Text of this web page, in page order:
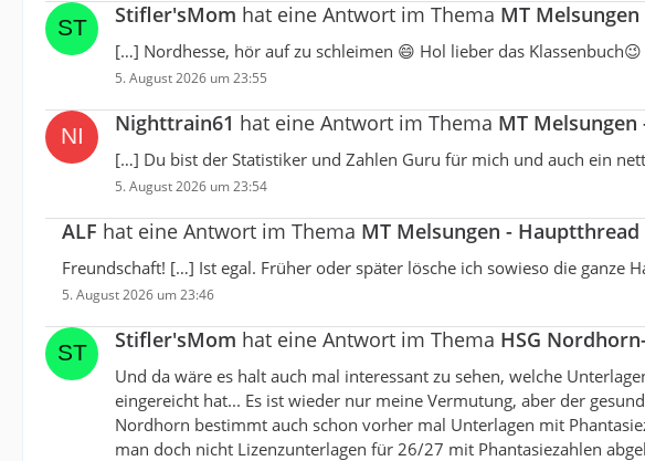
Stifler'sMom hat eine Antwort im Thema MT
[…] Nordhesse, hör auf zu schleimen 😄 Hol lieber das Klassenbuch😉
5. August 2026 um 23:55
Nighttrain61 hat eine Antwort im Thema MT
[…] Du bist der Statistiker und Zahlen Guru für mich und auch ein
5. August 2026 um 23:54
ALF hat eine Antwort im Thema MT Melsungen - Hauptthread
Freundschaft! […] Ist egal. Früher oder später lösche ich sowieso die ganze
5. August 2026 um 23:46
Stifler'sMom hat eine Antwort im Thema HSG
Und da wäre es halt auch mal interessant zu sehen, welche
eingereicht hat... Es ist wieder nur meine Vermutung, aber der
Nordhorn bestimmt auch schon vorher mal Unterlagen mit
man doch nicht Lizenzunterlagen für 26/27 mit Phantasiezahlen